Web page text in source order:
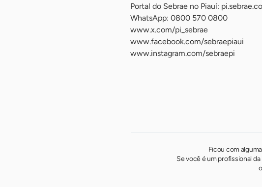
Portal do Sebrae no Piauí:
WhatsApp: 0800 570 0800
www.x.com/pi_sebrae
www.facebook.com/sebraepiaui
www.instagram.com/sebraepi
Ficou com
Se você é um profissional